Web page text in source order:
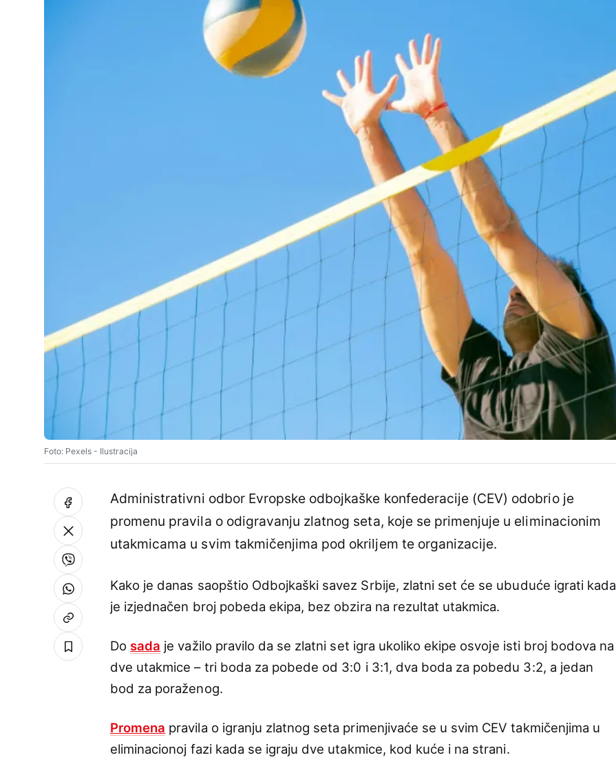
Foto: Pexels - Ilustracija
Administrativni odbor Evropske odbojkaške konfederacije (CEV) odobrio je
promenu pravila o odigravanju zlatnog seta, koje se primenjuje u eliminacionim
utakmicama u svim takmičenjima pod okriljem te organizacije.
Kako je danas saopštio Odbojkaški savez Srbije, zlatni set će se ubuduće igrati kada
je izjednačen broj pobeda ekipa, bez obzira na rezultat utakmica.
Do sada je važilo pravilo da se zlatni set igra ukoliko ekipe osvoje isti broj bodova na
dve utakmice – tri boda za pobede od 3:0 i 3:1, dva boda za pobedu 3:2, a jedan
bod za poraženog.
Promena pravila o igranju zlatnog seta primenjivaće se u svim CEV takmičenjima u
eliminacionoj fazi kada se igraju dve utakmice, kod kuće i na strani.